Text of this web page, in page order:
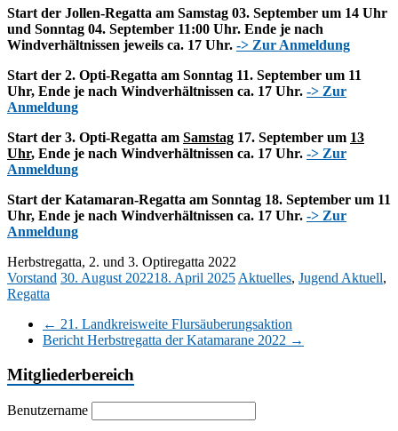
Start der Jollen-Regatta am Samstag 03. September um 14 Uhr
und Sonntag 04. September 11:00 Uhr. Ende je nach
Windverhältnissen jeweils ca. 17 Uhr. -> Zur Anmeldung
Start der 2. Opti-Regatta am Sonntag 11. September um 11
Uhr, Ende je nach Windverhältnissen ca. 17 Uhr. -> Zur
Anmeldung
Start der 3. Opti-Regatta am Samstag 17. September um 13
Uhr, Ende je nach Windverhältnissen ca. 17 Uhr. -> Zur
Anmeldung
Start der Katamaran-Regatta am Sonntag 18. September um 11
Uhr, Ende je nach Windverhältnissen ca. 17 Uhr. -> Zur
Anmeldung
Herbstregatta, 2. und 3. Optiregatta 2022
Vorstand 30. August 202218. April 2025 Aktuelles, Jugend Aktuell,
Regatta
← 21. Landkreisweite Flursäuberungsaktion
Bericht Herbstregatta der Katamarane 2022 →
Mitgliederbereich
Benutzername